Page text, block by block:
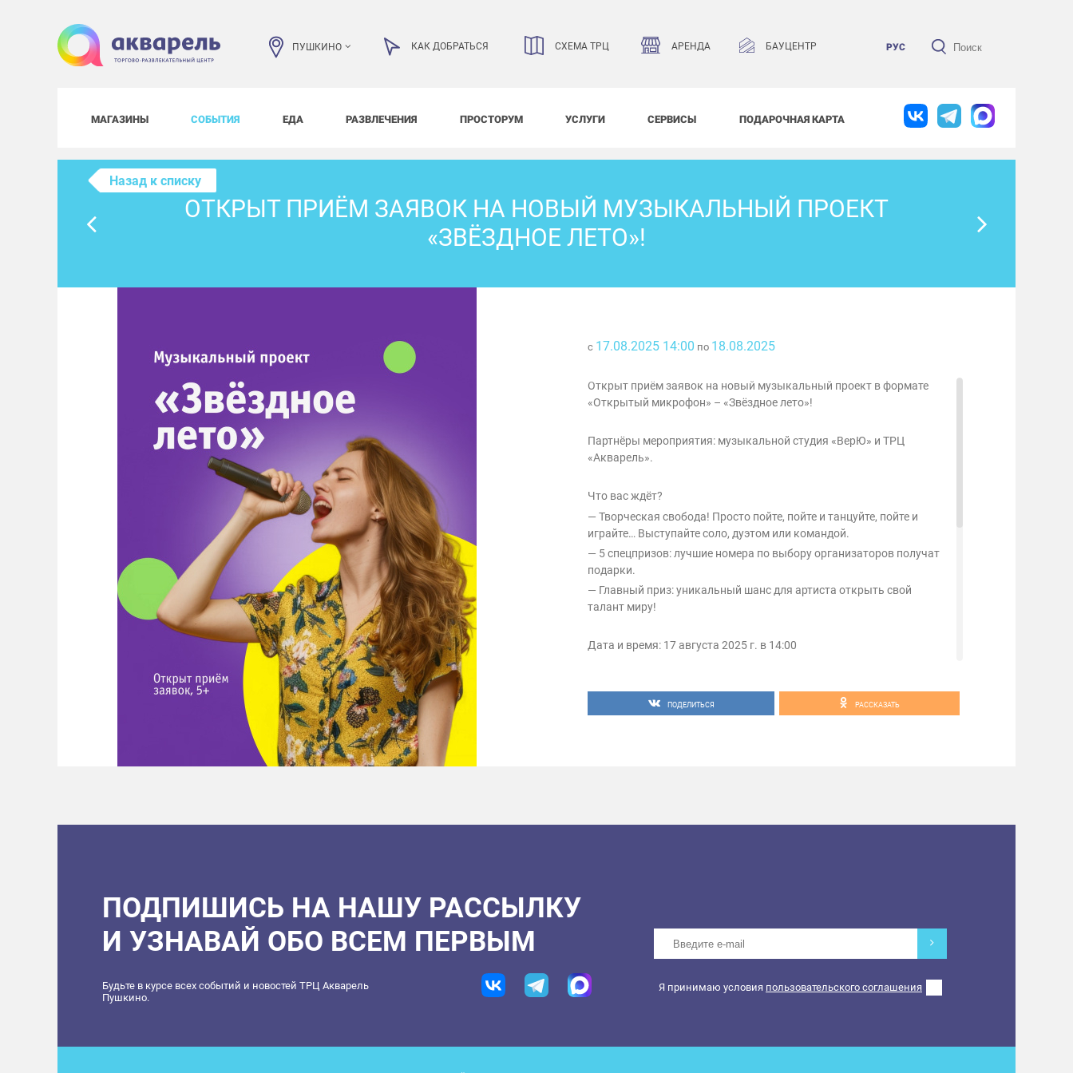
ПУШКИНО КАК ДОБРАТЬСЯ СХЕМА ТРЦ АРЕНДА БАУЦЕНТР РУС
МАГАЗИНЫ СОБЫТИЯ ЕДА РАЗВЛЕЧЕНИЯ ПРОСТОРУМ УСЛУГИ СЕРВИСЫ ПОДАРОЧНАЯ КАРТА
Назад к списку
ОТКРЫТ ПРИЁМ ЗАЯВОК НА НОВЫЙ МУЗЫКАЛЬНЫЙ ПРОЕКТ
«ЗВЁЗДНОЕ ЛЕТО»!
с 17.08.2025 14:00 по 18.08.2025
Открыт приём заявок на новый музыкальный проект в формате
«Открытый микрофон» – «Звёздное лето»!
Партнёры мероприятия: музыкальной студия «ВерЮ» и ТРЦ
«Акварель».
Что вас ждёт?
— Творческая свобода! Просто пойте, пойте и танцуйте, пойте и
играйте… Выступайте соло, дуэтом или командой.
— 5 спецпризов: лучшие номера по выбору организаторов получат
подарки.
— Главный приз: уникальный шанс для артиста открыть свой
талант миру!
Дата и время: 17 августа 2025 г. в 14:00
Заявки принимаются до 8 августа включительно.
3. Город/район проживания.
ПОДЕЛИТЬСЯ РАССКАЗАТЬ
ПОДПИШИСЬ НА НАШУ РАССЫЛКУ
И УЗНАВАЙ ОБО ВСЕМ ПЕРВЫМ
Будьте в курсе всех событий и новостей ТРЦ Акварель
Пушкино.
Я принимаю условия пользовательского соглашения